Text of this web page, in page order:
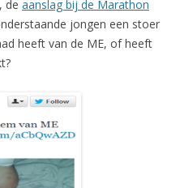
, de aanslag bij de Marathon
jongen een stoer
heeft van de ME, of heeft